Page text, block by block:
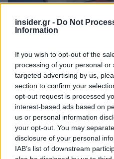
insider.gr - Do Not
Information
If you wish to opt-out of the
processing of your personal
targeted advertising by us,
section to confirm your
opt-out request is processed
interest-based ads based on
us or personal information
your opt-out. You may
disclosure of your personal
IAB’s list of downstream
Η ελευθερία
καρπούς για το
ΤοΜαρόκο, όπου
αποθέματα